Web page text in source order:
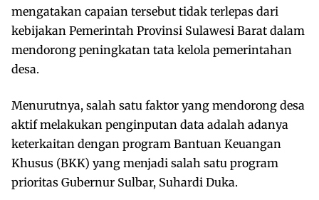
mengatakan capaian tersebut tidak terlepas dari
kebijakan Pemerintah Provinsi Sulawesi Barat dalam
mendorong peningkatan tata kelola pemerintahan
desa.
Menurutnya, salah satu faktor yang mendorong desa
aktif melakukan penginputan data adalah adanya
keterkaitan dengan program Bantuan Keuangan
Khusus (BKK) yang menjadi salah satu program
prioritas Gubernur Sulbar, Suhardi Duka.